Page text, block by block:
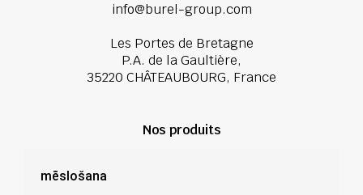
info@burel-group.com
Les Portes de Bretagne
P.A. de la Gaultière,
35220 CHÂTEAUBOURG, France
Nos produits
mēslošana